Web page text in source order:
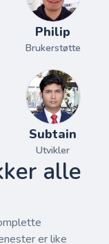
Philip
Brukerstøtte
Subtain
Utvikler
alle
er like